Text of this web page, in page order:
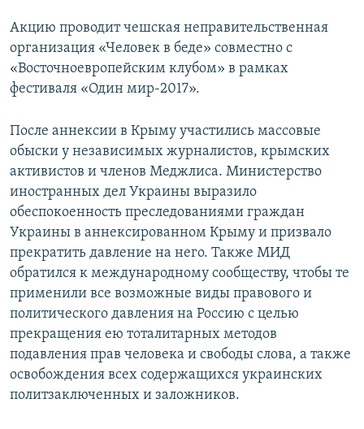
Акцию проводит чешская неправительственная
организация «Человек в беде» совместно с
«Восточноевропейским клубом» в рамках
фестиваля «Один мир-2017».
После аннексии в Крыму участились массовые
обыски у независимых журналистов, крымских
активистов и членов Меджлиса. Министерство
иностранных дел Украины выразило
обеспокоенность преследованиями граждан
Украины в аннексированном Крыму и призвало
прекратить давление на него. Также МИД
обратился к международному сообществу, чтобы те
применили все возможные виды правового и
политического давления на Россию с целью
прекращения ею тоталитарных методов
подавления прав человека и свободы слова, а также
освобождения всех содержащихся украинских
политзаключенных и заложников.